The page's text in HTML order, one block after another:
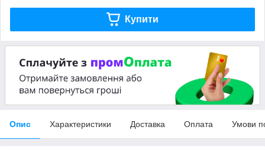
Купити
Опис Характеристики Доставка Оплата Умови